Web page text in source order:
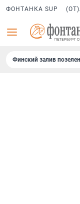
ФОНТАНКА SUP
Финский залив